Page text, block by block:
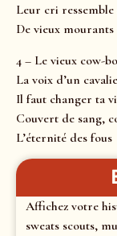
Leur cri ressemble
De vieux
4 – Le vieux cow-
La voix d’un
Il faut changer ta
Couvert de sang,
L’éternité des fous
Affichez votre
sweats scouts,